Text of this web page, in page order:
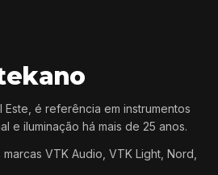
é referência em instrumentos
e iluminação há mais de 25 anos.
VTK Audio, VTK Light, Nord,